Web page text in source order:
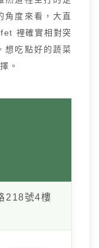
角度來看，大直
裡確實相對突
想吃點好的蔬菜
。
218號4樓